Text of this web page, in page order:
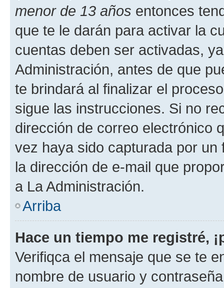
menor de 13 años entonces
que te le darán para activar la
cuentas deben ser activadas,
Administración, antes de que
te brindará al finalizar el
sigue las instrucciones. Si no
dirección de correo electrónico
vez haya sido capturada por
la dirección de e-mail que
a La Administración.
Arriba
Hace un tiempo me registré,
Verifiqca el mensaje que se te
nombre de usuario y